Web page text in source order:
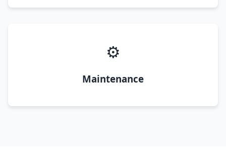
⚙️
Maintenance